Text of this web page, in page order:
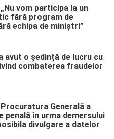
vom participa la un
fără program de
echipa de miniștri”
avut o ședință de lucru cu
combaterea fraudelor
Generală a
penală în urma demersului
divulgare a datelor